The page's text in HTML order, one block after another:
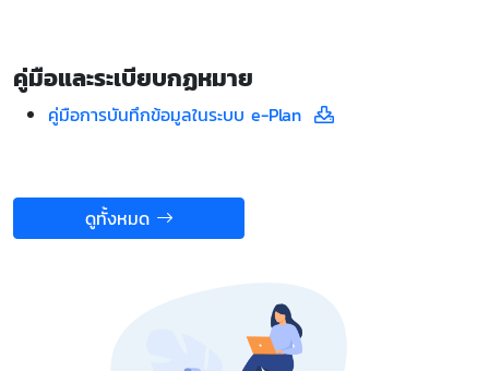
คู่มือและระเบียบกฏหมาย
คู่มือการบันทึกข้อมูลในระบบ e-Plan
ดูทั้งหมด